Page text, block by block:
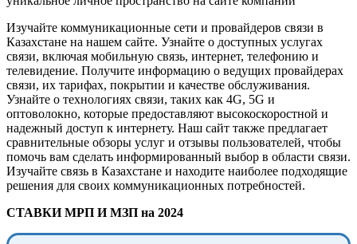
Изучайте коммуникационные сети и провайдеров связи в
Казахстане на нашем сайте. Узнайте о доступных услугах
связи, включая мобильную связь, интернет, телефонию и
телевидение. Получите информацию о ведущих провайдерах
связи, их тарифах, покрытии и качестве обслуживания.
Узнайте о технологиях связи, таких как 4G, 5G и
оптоволокно, которые предоставляют высокоскоростной и
надежный доступ к интернету. Наш сайт также предлагает
сравнительные обзоры услуг и отзывы пользователей, чтобы
помочь вам сделать информированный выбор в области связи.
Изучайте связь в Казахстане и находите наиболее подходящие
решения для своих коммуникационных потребностей.
СТАВКИ МРП И МЗП на 2024